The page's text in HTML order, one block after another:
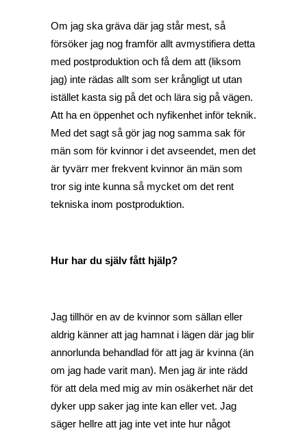
Om jag ska gräva där jag står mest, så
försöker jag nog framför allt avmystifiera detta
med postproduktion och få dem att (liksom
jag) inte rädas allt som ser krångligt ut utan
istället kasta sig på det och lära sig på vägen.
Att ha en öppenhet och nyfikenhet inför teknik.
Med det sagt så gör jag nog samma sak för
män som för kvinnor i det avseendet, men det
är tyvärr mer frekvent kvinnor än män som
tror sig inte kunna så mycket om det rent
tekniska inom postproduktion.
Hur har du själv fått hjälp?
Jag tillhör en av de kvinnor som sällan eller
aldrig känner att jag hamnat i lägen där jag blir
annorlunda behandlad för att jag är kvinna (än
om jag hade varit man). Men jag är inte rädd
för att dela med mig av min osäkerhet när det
dyker upp saker jag inte kan eller vet. Jag
säger hellre att jag inte vet inte hur något